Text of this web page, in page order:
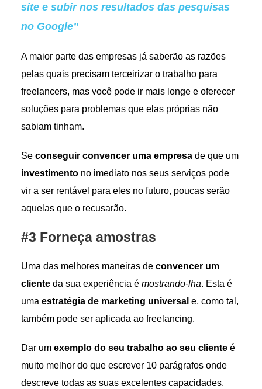
site e subir nos resultados das pesquisas
no Google”
A maior parte das empresas já saberão as razões
pelas quais precisam terceirizar o trabalho para
freelancers, mas você pode ir mais longe e oferecer
soluções para problemas que elas próprias não
sabiam tinham.
Se conseguir convencer uma empresade que um
investimentono imediato nos seus serviços pode
vir a ser rentável para eles no futuro, poucas serão
aquelas que o recusarão.
#3 Forneça amostras
Uma das melhores maneiras de convencer um
clienteda sua experiência é mostrando-lha. Esta é
uma estratégia de marketing universal e, como tal,
também pode ser aplicada ao freelancing.
Dar um exemplo do seu trabalho ao seu clienteé
muito melhor do que escrever 10 parágrafos onde
descreve todas as suas excelentes capacidades.